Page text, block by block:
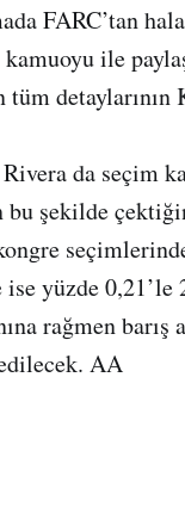
FARC’tan
ile
tüm
da seçim
şekilde
yüzde
rağmen
AA